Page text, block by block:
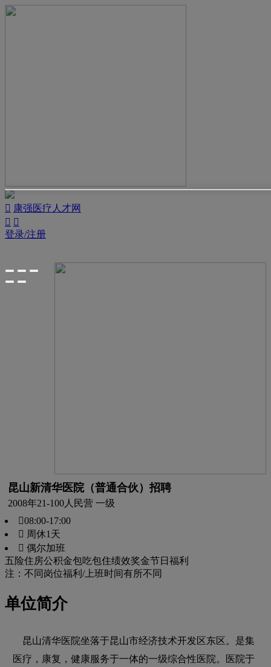
 康强医疗人才网
 
登录/注册
昆山新清华医院（普通合伙）招聘
2008年21-100人 民营 一级
08:00-17:00
 周休1天
 偶尔加班
五险住房公积金包吃包住绩效奖金节日福利
注：不同岗位福利/上班时间有所不同
单位简介
昆山清华医院坐落于昆山市经济技术开发区东区。是集
医疗，康复，健康服务于一体的一级综合性医院。医院于